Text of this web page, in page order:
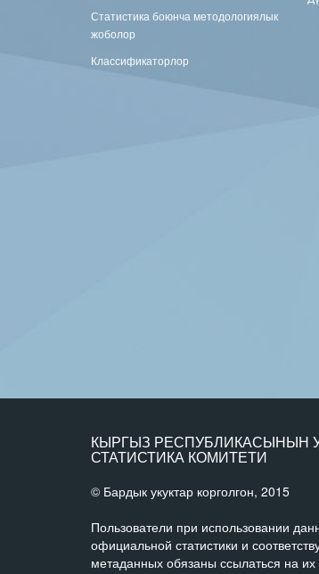
Статистика боюнча методологиялык
жоболор
Классификаторлор
КЫРГЫЗ РЕСПУБЛИКАСЫНЫН
СТАТИСТИКА КОМИТЕТИ
© Бардык укуктар корголгон, 2015
Пользователи при использовании
официальной статистики и
метаданных обязаны ссылаться на их